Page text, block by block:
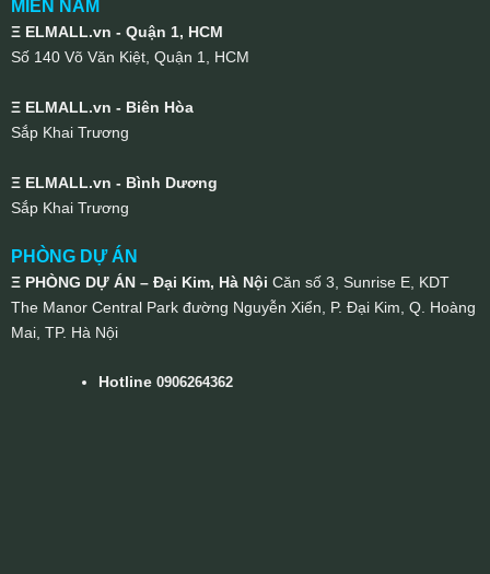
MIỀN NAM
Ξ ELMALL.vn - Quận 1, HCM
Số 140 Võ Văn Kiệt, Quận 1, HCM
Ξ ELMALL.vn - Biên Hòa
Sắp Khai Trương
Ξ ELMALL.vn - Bình Dương
Sắp Khai Trương
PHÒNG DỰ ÁN
Ξ PHÒNG DỰ ÁN – Đại Kim, Hà Nội Căn số 3, Sunrise E, KDT
The Manor Central Park đường Nguyễn Xiển, P. Đại Kim, Q. Hoàng
Mai, TP. Hà Nội
Hotline0906264362